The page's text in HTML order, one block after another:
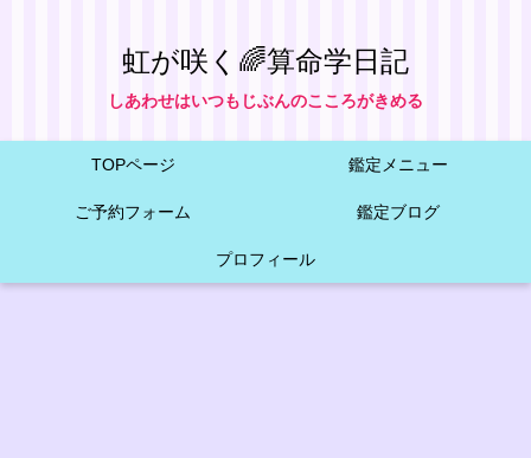
虹が咲く🌈算命学日記
しあわせはいつもじぶんのこころがきめる
TOPページ 鑑定メニュー
ご予約フォーム 鑑定ブログ
プロフィール